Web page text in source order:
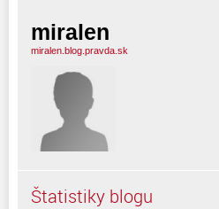
miralen
miralen.blog.pravda.sk
Štatistiky blogu